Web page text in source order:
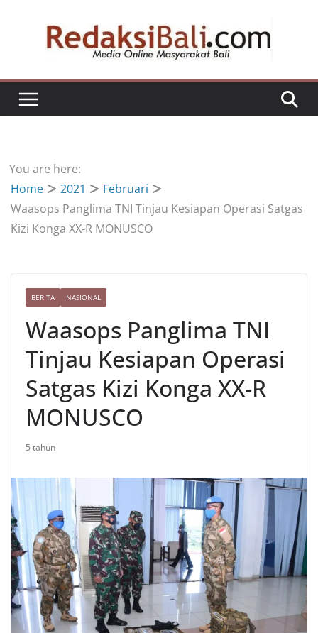
You are here:
Home
2021
Februari
Waasops Panglima TNI Tinjau Kesiapan Operasi Satgas
Kizi Konga XX-R MONUSCO
BERITA NASIONAL
Waasops Panglima TNI
Tinjau Kesiapan Operasi
Satgas Kizi Konga XX-R
MONUSCO
5 tahun